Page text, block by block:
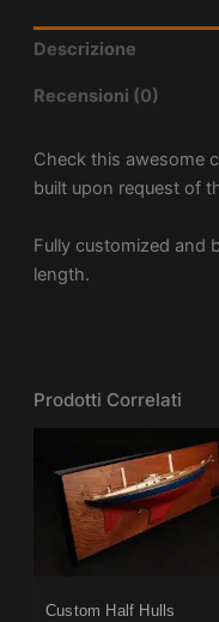
Descrizione
Recensioni (0)
Check this awesome
built upon request of
Fully customized and
length.
Prodotti Correlati
Custom Half Hulls